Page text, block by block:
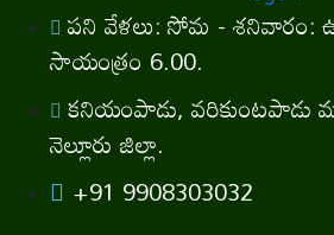
పని వేళలు: సోమ - శనివారం:
సాయంత్రం 6.00.
కనియంపాడు, వరికుంటపాడు
నెల్లూరు జిల్లా.
+91 9908303032